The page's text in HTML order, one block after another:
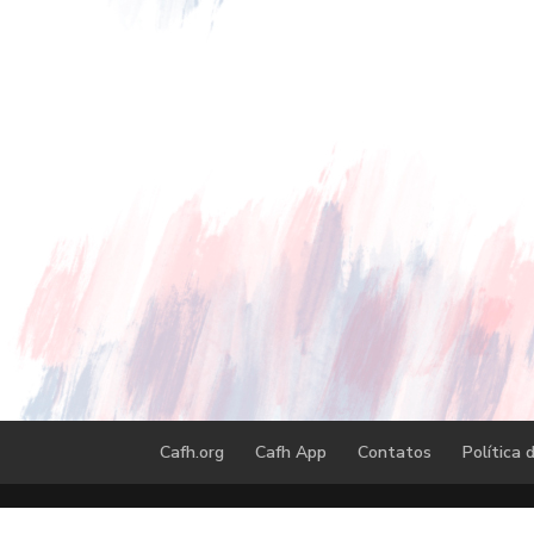
Cafh.org Cafh App Contatos Política